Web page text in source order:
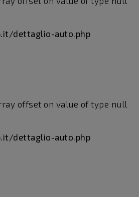
dettaglio-auto.php
offset on value of type null
dettaglio-auto.php